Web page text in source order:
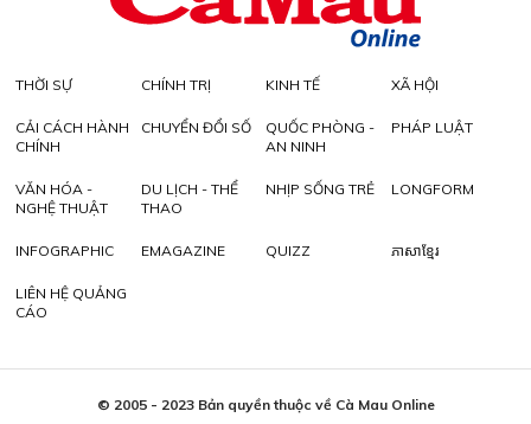
THỜI SỰ CHÍNH TRỊ KINH TẾ XÃ HỘI
CẢI CÁCH HÀNH
CHÍNH
CHUYỂN ĐỔI SỐ
QUỐC PHÒNG -
AN NINH
PHÁP LUẬT
VĂN HÓA -
NGHỆ THUẬT
DU LỊCH - THỂ
THAO
NHỊP SỐNG TRẺ LONGFORM
INFOGRAPHIC EMAGAZINE QUIZZ ភាសាខ្មែរ
LIÊN HỆ QUẢNG
CÁO
© 2005 - 2023 Bản quyền thuộc về Cà Mau Online